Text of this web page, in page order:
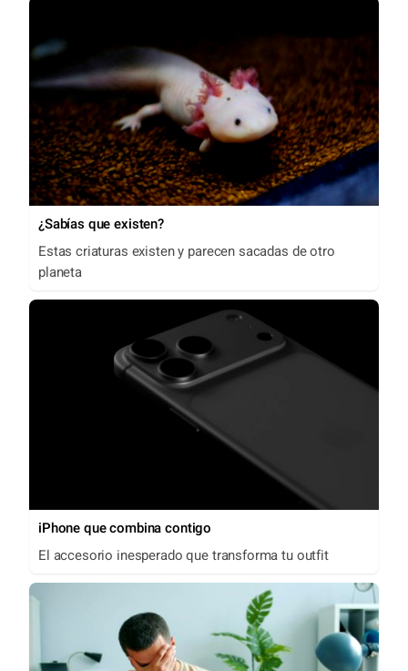
¿Sabías que existen?
Estas criaturas existen y parecen sacadas de otro
planeta
iPhone que combina contigo
El accesorio inesperado que transforma tu outfit